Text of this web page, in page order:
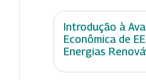
Introdução à
Econômica de
Energias